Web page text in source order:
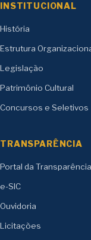
INSTITUCIONAL
História
Estrutura
Legislação
Patrimônio Cultural
Concursos e Seletivos
TRANSPARÊNCIA
Portal da Transparência
e-SIC
Ouvidoria
Licitações